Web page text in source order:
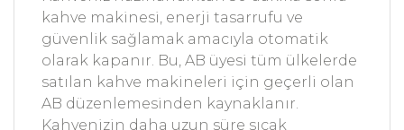
kahve makinesi, enerji tasarrufu ve
güvenlik sağlamak amacıyla otomatik
olarak kapanır. Bu, AB üyesi tüm ülkelerde
satılan kahve makineleri için geçerli olan
AB düzenlemesinden kaynaklanır.
Kahvenizin daha uzun süre sıcak